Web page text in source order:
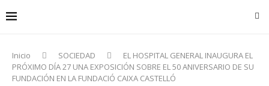
Inicio SOCIEDAD
EL HOSPITAL GENERAL INAUGURA EL
PRÓXIMO DÍA 27 UNA EXPOSICIÓN SOBRE EL 50 ANIVERSARIO DE SU
FUNDACIÓN EN LA FUNDACIÓ CAIXA CASTELLÓ